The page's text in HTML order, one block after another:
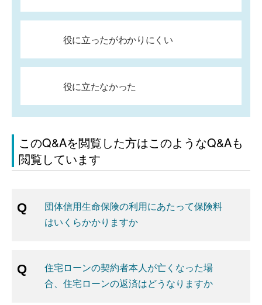
役に立ったがわかりにくい
役に立たなかった
このQ&Aを閲覧した方はこのようなQ&Aも
閲覧しています
団体信用生命保険の利用にあたって保険料
はいくらかかりますか
住宅ローンの契約者本人が亡くなった場
合、住宅ローンの返済はどうなりますか